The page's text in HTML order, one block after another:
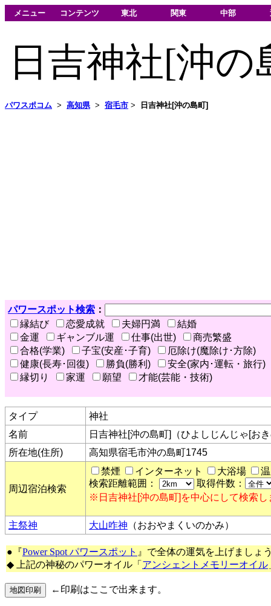
メニュー コンテンツ 東北 関東 中部
日吉神社[沖の
パワスポコム > 高知県> 宿毛市 > 日吉神社[沖の島町]
パワースポット検索 ：
縁結び
恋愛成就 夫婦円満
結婚
金運
ギャンブル運 仕事(出世)
商売繁盛
合格(学業)
子宝(安産･子育)
厄除け(魔除け･方除)
健康(長寿･回復)
勝負(勝利)
安全(家内･運転・旅行)
縁切り
家運 願望 才能(芸能・技術)
タイプ
神社
名前
日吉神社[沖の島町]（ひよしじんじゃ[お
所在地(住所)
高知県宿毛市沖の島町1745
周辺宿泊検索
禁煙 インターネット 大浴場
検索距離範囲：
取得件数：
※日吉神社[沖の島町]を中心にして検索し
主祭神 大山咋神 （おおやまくいのかみ）
●『Power Spot パワースポット 』で全体の運気を上げましょ
◆ 上記の神秘のパワーオイル「 アンシェントメモリーオイル
←印刷はここで出来ます。